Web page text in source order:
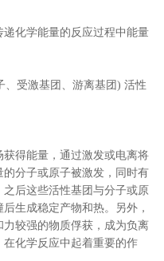
化学能量的反应过程中能量
受激基团、游离基团) 活性
得能量，通过激发或电离将
分子或原子被激发，同时有
后这些活性基团与分子或原
生成稳定产物和热。另外，
较强的物质俘获，成为负离
化学反应中起着重要的作